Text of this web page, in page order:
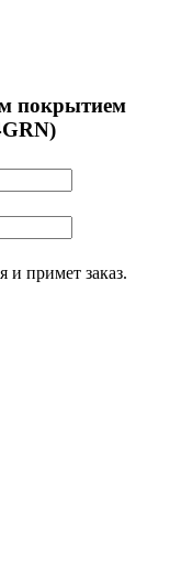
покрытием
примет заказ.